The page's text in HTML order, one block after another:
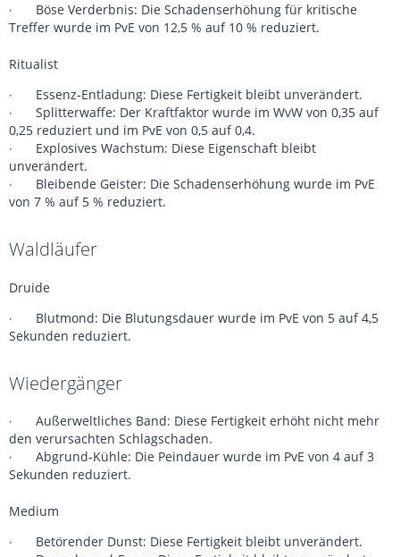
·
Böse Verderbnis: Die Schadenserhöhung für kritische
Treffer wurde im PvE von 12,5 % auf 10 % reduziert.
Ritualist
· Essenz-Entladung: Diese Fertigkeit bleibt unverändert.
·
Splitterwaffe: Der Kraftfaktor wurde im WvW von 0,35 auf
0,25 reduziert und im PvE von 0,5 auf 0,4.
·
Explosives Wachstum: Diese Eigenschaft bleibt
unverändert.
·
Bleibende Geister: Die Schadenserhöhung wurde im PvE
von 7 % auf 5 % reduziert.
Waldläufer
Druide
·
Blutmond: Die Blutungsdauer wurde im PvE von 5 auf 4,5
Sekunden reduziert.
Wiedergänger
·
Außerweltliches Band: Diese Fertigkeit erhöht nicht mehr
den verursachten Schlagschaden.
·
Abgrund-Kühle: Die Peindauer wurde im PvE von 4 auf 3
Sekunden reduziert.
Medium
· Betörender Dunst: Diese Fertigkeit bleibt unverändert.